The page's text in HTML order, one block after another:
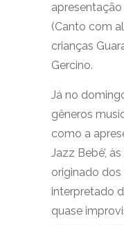
apresentação
(Canto com
crianças
Gercino.
Já no
gêneros
como a
Jazz Bebê’,
originado dos
interpretado
quase